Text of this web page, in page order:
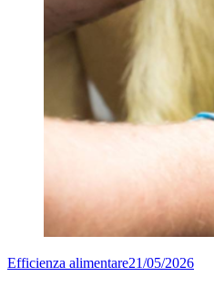
Efficienza alimentare21/05/2026